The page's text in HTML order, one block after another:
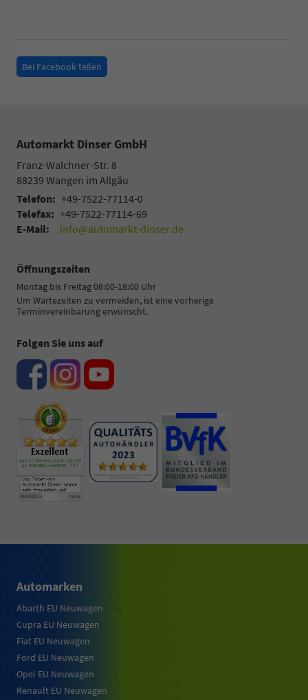
Bei Facebook teilen
Automarkt Dinser GmbH
Franz-Walchner-Str. 8
88239 Wangen im Allgäu
Telefon: +49-7522-77114-0
Telefax: +49-7522-77114-69
E-Mail:
info@automarkt-dinser.de
Öffnungszeiten
Montag bis Freitag 08:00-18:00 Uhr
Um Wartezeiten zu vermeiden, ist eine vorherige
Terminvereinbarung erwünscht.
Folgen Sie uns auf
Automarken
Abarth EU Neuwagen
Cupra EU Neuwagen
Fiat EU Neuwagen
Ford EU Neuwagen
Opel EU Neuwagen
Renault EU Neuwagen